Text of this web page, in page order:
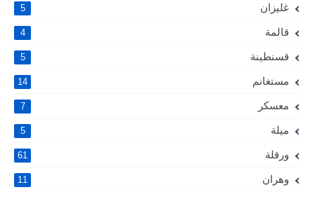
غليزان 5
قالمة 4
قسنطينة 5
مستغانم 14
معسكر 7
ميلة 5
ورقلة 61
وهران 11